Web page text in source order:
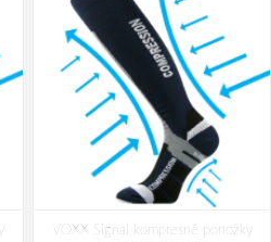
VOXX Signal kompresné ponožky